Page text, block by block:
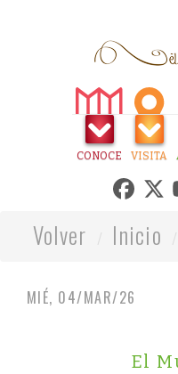
CONOCE VISITA
Volver Inicio
MIÉ, 04/MAR/26
El